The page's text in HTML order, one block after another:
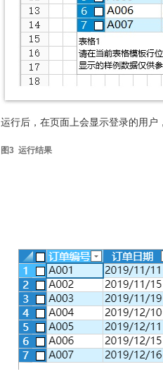
运行后，在页面上会显示登录的用户
图3 运行结果